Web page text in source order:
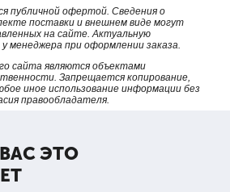
публичной офертой. Сведения о
поставки и внешнем виде могут
на сайте. Актуальную
менеджера при оформлении заказа.
сайта являются объектами
Запрещается копирование,
иное использование информации без
правообладателя.
ЭТО